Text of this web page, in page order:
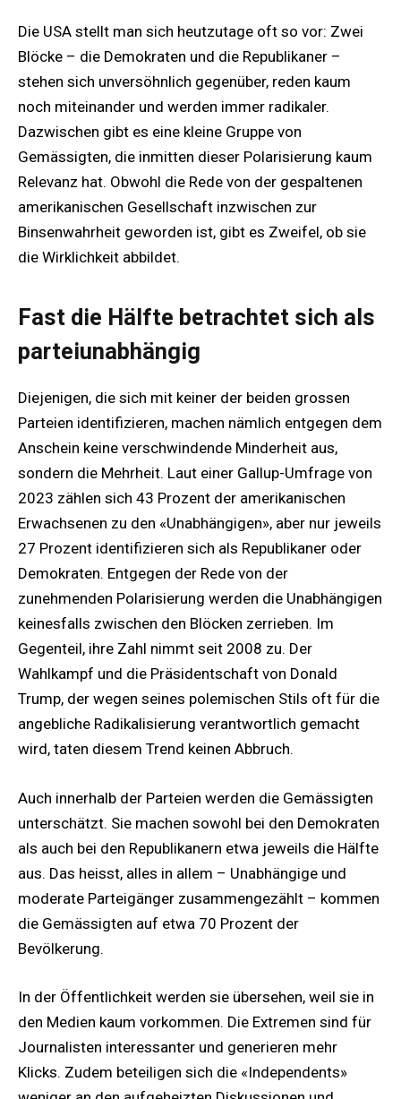
Die USA stellt man sich heutzutage oft so vor: Zwei
Blöcke – die Demokraten und die Republikaner –
stehen sich unversöhnlich gegenüber, reden kaum
noch miteinander und werden immer radikaler.
Dazwischen gibt es eine kleine Gruppe von
Gemässigten, die inmitten dieser Polarisierung kaum
Relevanz hat. Obwohl die Rede von der gespaltenen
amerikanischen Gesellschaft inzwischen zur
Binsenwahrheit geworden ist, gibt es Zweifel, ob sie
die Wirklichkeit abbildet.
Fast die Hälfte betrachtet sich als
parteiunabhängig
Diejenigen, die sich mit keiner der beiden grossen
Parteien identifizieren, machen nämlich entgegen dem
Anschein keine verschwindende Minderheit aus,
sondern die Mehrheit. Laut einer Gallup-Umfrage von
2023 zählen sich 43 Prozent der amerikanischen
Erwachsenen zu den «Unabhängigen», aber nur jeweils
27 Prozent identifizieren sich als Republikaner oder
Demokraten. Entgegen der Rede von der
zunehmenden Polarisierung werden die Unabhängigen
keinesfalls zwischen den Blöcken zerrieben. Im
Gegenteil, ihre Zahl nimmt seit 2008 zu. Der
Wahlkampf und die Präsidentschaft von Donald
Trump, der wegen seines polemischen Stils oft für die
angebliche Radikalisierung verantwortlich gemacht
wird, taten diesem Trend keinen Abbruch.
Auch innerhalb der Parteien werden die Gemässigten
unterschätzt. Sie machen sowohl bei den Demokraten
als auch bei den Republikanern etwa jeweils die Hälfte
aus. Das heisst, alles in allem – Unabhängige und
moderate Parteigänger zusammengezählt – kommen
die Gemässigten auf etwa 70 Prozent der
Bevölkerung.
In der Öffentlichkeit werden sie übersehen, weil sie in
den Medien kaum vorkommen. Die Extremen sind für
Journalisten interessanter und generieren mehr
Klicks. Zudem beteiligen sich die «Independents»